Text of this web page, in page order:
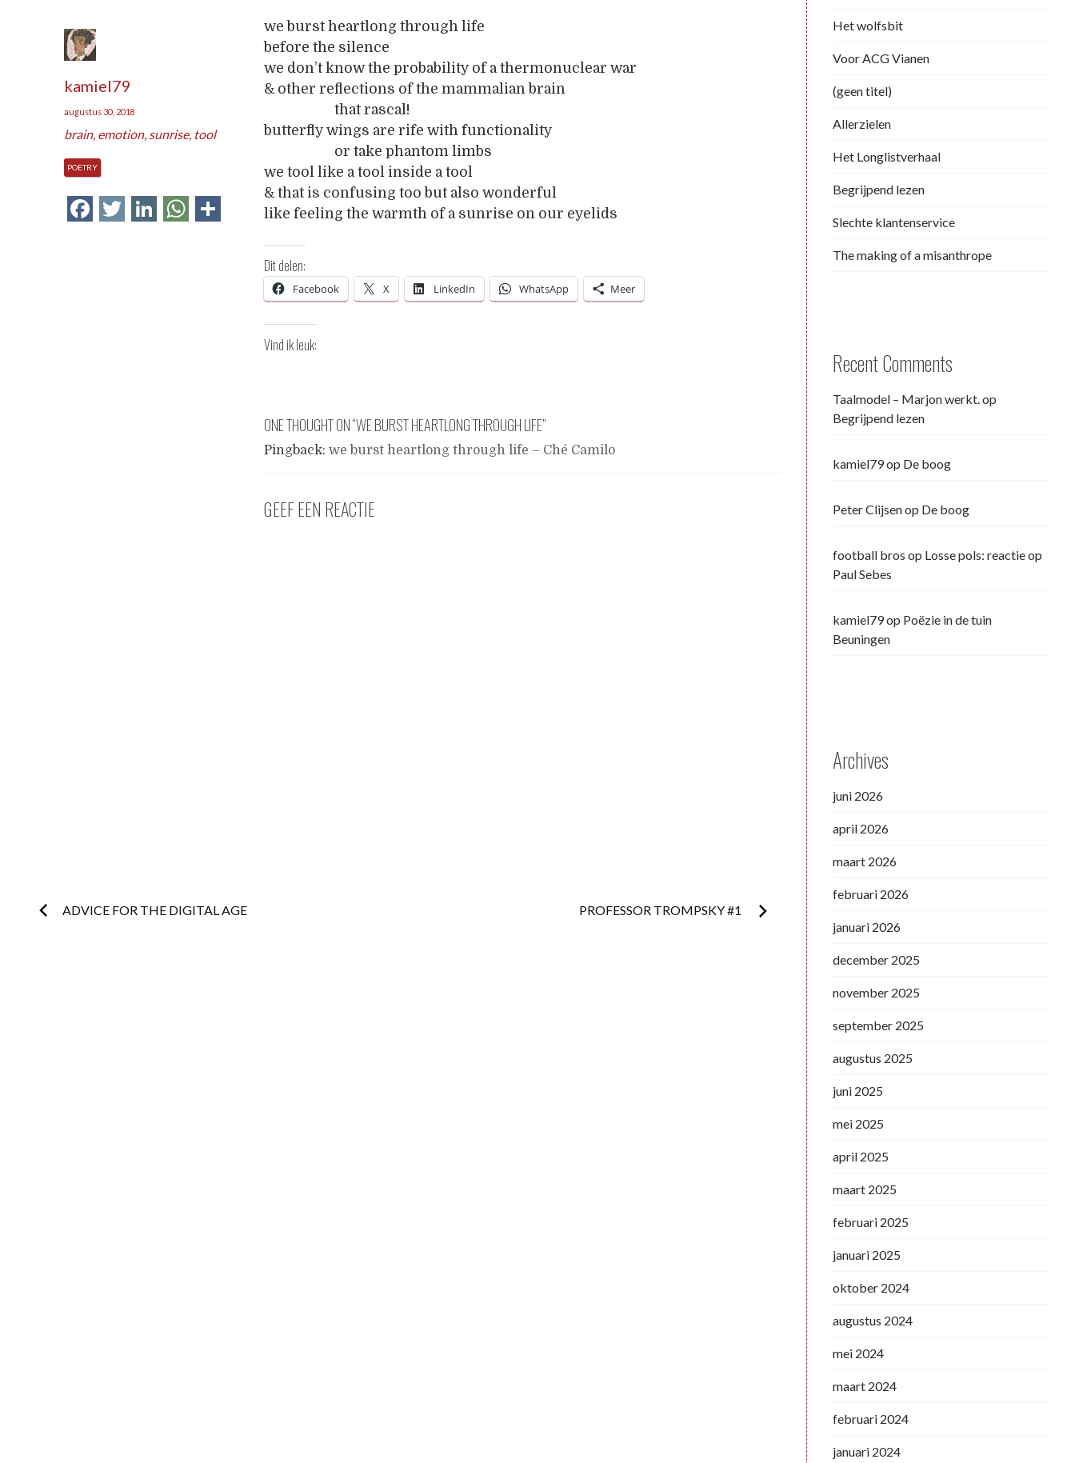
kamiel79
augustus 30, 2018
brain, emotion, sunrise, tool
POETRY
Facebook
Twitter
LinkedInWhatsApp
Delen
we burst heartlong through life
before the silence
we don’t know the probability of a thermonuclear war
& other reflections of the mammalian brain
________that rascal!
butterfly wings are rife with functionality
or take phantom limbs
we tool like a tool inside a tool
& that is confusing too but also wonderful
like feeling the warmth of a sunrise on our eyelids
Dit delen:
Facebook X LinkedIn WhatsApp Meer
Vind ik leuk:
ONE THOUGHT ON “WE BURST HEARTLONG THROUGH LIFE”
Pingback:we burst heartlong through life – Ché Camilo
GEEF EEN REACTIE
Post
ADVICE FOR THE DIGITAL AGE PROFESSOR TROMPSKY #1
Het wolfsbit
Voor ACG Vianen
(geen titel)
Allerzielen
Het Longlistverhaal
Begrijpend lezen
Slechte klantenservice
The making of a misanthrope
Recent Comments
Taalmodel – Marjon werkt.op
Begrijpend lezen
kamiel79op De boog
Peter Clijsenop De boog
football bros op Losse pols: reactie op
Paul Sebes
kamiel79op Poëzie in de tuin
Beuningen
Archives
juni 2026
april 2026
maart 2026
februari 2026
januari 2026
december 2025
november 2025
september 2025
augustus 2025
juni 2025
mei 2025
april 2025
maart 2025
februari 2025
januari 2025
oktober 2024
augustus 2024
mei 2024
maart 2024
februari 2024
januari 2024